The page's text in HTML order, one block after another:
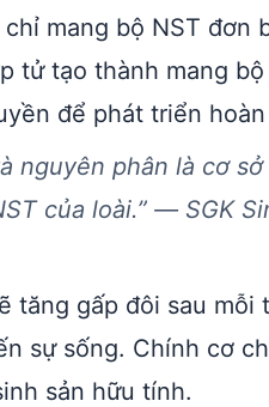
mang bộ NST
tạo thành mang
để phát triển
nguyên phân là cơ
của loài.” — SGK
tăng gấp đôi sau
sự sống. Chính cơ
sản hữu tính.